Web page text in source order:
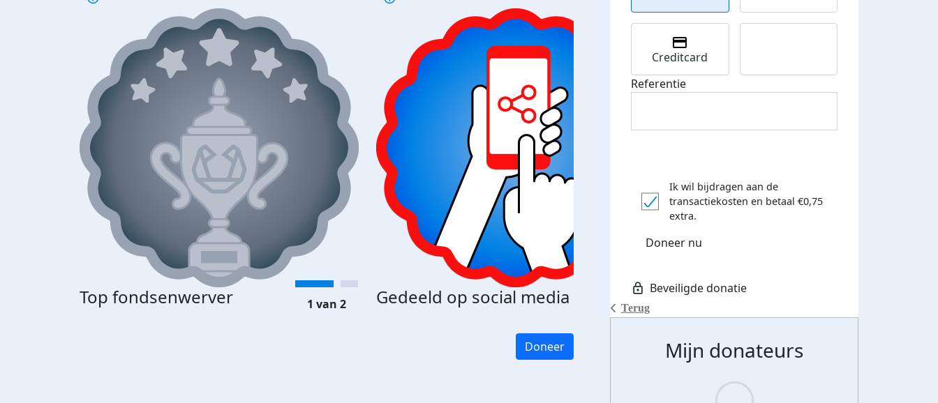
Top fondsenwerver Gedeeld op social media Donateurs bedankt
1 van 2
Doneer
Terug
Creditcard
Referentie
Ik wil bijdragen aan de
transactiekosten en betaal €0,75
extra.
Doneer nu
Mijn donateurs